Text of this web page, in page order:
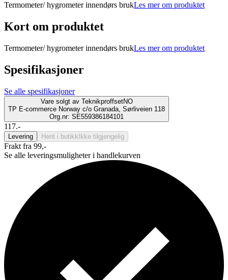
Termometer/ hygrometer innendørs brukLes mer om produktet
Kort om produktet
Termometer/ hygrometer innendørs brukLes mer om produktet
Spesifikasjoner
Se alle spesifikasjoner
Vare solgt av TeknikproffsetNO
TP E-commerce Norway c/o Granada, Sørliveien 118
Org.nr: SE559386184101
117.-
Levering Hent i butikk Ikke tilgjengelig
Frakt fra 99,-
Se alle leveringsmuligheter i handlekurven